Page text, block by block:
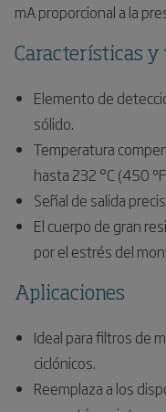
mA proporcional a la
Características y
Elemento de
sólido.
Temperatura
hasta 232 °C (450
Señal de salida
El cuerpo de gran
por el estrés del
Aplicaciones
Ideal para filtros de
ciclónicos.
Reemplaza a los